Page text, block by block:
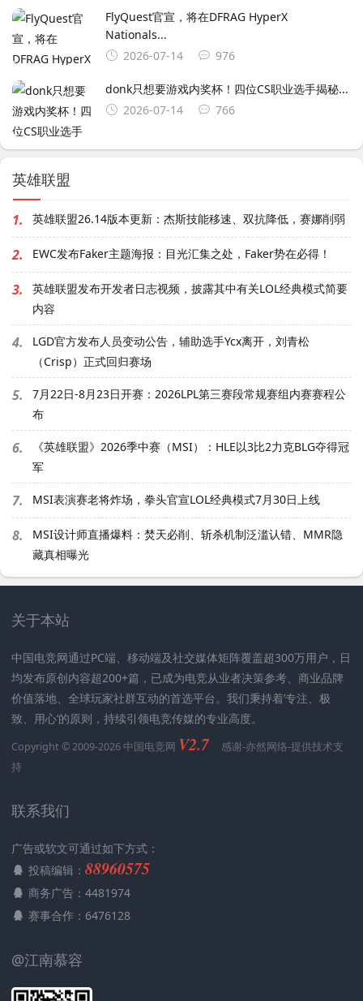
FlyQuest官宣，将在DFRAG HyperX
Nationals...
2026-07-14
976
donk只想要游戏内奖杯！四位CS职业选手揭秘...
2026-07-14
766
英雄联盟
1. 英雄联盟26.14版本更新：杰斯技能移速、双抗降低，赛娜削弱
2. EWC发布Faker主题海报：目光汇集之处，Faker势在必得！
3.
英雄联盟发布开发者日志视频，披露其中有关LOL经典模式简要
内容
4.
LGD官方发布人员变动公告，辅助选手Ycx离开，刘青松
（Crisp）正式回归赛场
5.
7月22日-8月23日开赛：2026LPL第三赛段常规赛组内赛赛程公
布
6.
《英雄联盟》2026季中赛（MSI）：HLE以3比2力克BLG夺得冠
军
7. MSI表演赛老将炸场，拳头官宣LOL经典模式7月30日上线
8.
MSI设计师直播爆料：焚天必削、斩杀机制泛滥认错、MMR隐
藏真相曝光
关于本站
中国电竞网通过PC端、移动端及社交媒体矩阵覆盖超300万用户，日
均发布原创内容超200+篇，已成为电竞从业者决策参考、商业品牌
价值落地、全球玩家社群互动的首选平台。我们秉持着’专注、极
致、用心‘的原则，持续引领电竞传媒的专业高度。
Copyright © 2009-2026 中国电竞网 V2.7 感谢-亦然网络-提供技术支
持
联系我们
广告或软文可通过如下方式：
投稿编辑： 88960575
商务广告：4481974
赛事合作：6476128
@江南慕容